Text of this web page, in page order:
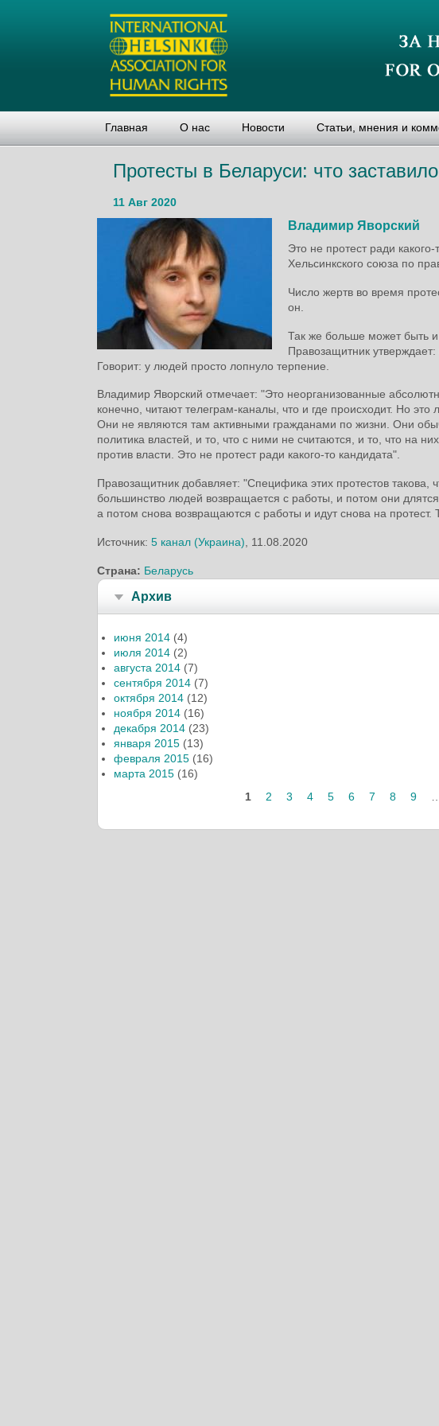
Главная О нас Новости Статьи, мнения и
Протесты в Беларуси: что
11 Авг 2020
Владимир Яворский
Это не протест ради
Хельсинкского союза по
Число жертв во время
он.
Так же больше может быть
Правозащитник
Говорит: у людей просто лопнуло терпение.
Владимир Яворский отмечает: "Это неорганизованные
конечно, читают телеграм-каналы, что и где происходит. Но
Они не являются там активными гражданами по жизни. Они
политика властей, и то, что с ними не считаются, и то, что на
против власти. Это не протест ради какого-то кандидата".
Правозащитник добавляет: "Специфика этих протестов
большинство людей возвращается с работы, и потом они
а потом снова возвращаются с работы и идут снова на протест.
Источник: 5 канал (Украина) , 11.08.2020
Страна: Беларусь
Архив
июня 2014 (4)
июля 2014 (2)
августа 2014 (7)
сентября 2014 (7)
октября 2014 (12)
ноября 2014 (16)
декабря 2014 (23)
января 2015 (13)
февраля 2015 (16)
марта 2015 (16)
1 2 3 4 5 6 7 8 9